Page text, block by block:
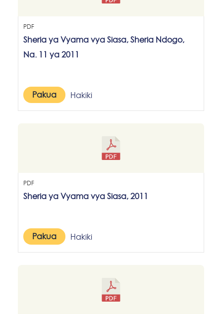
PDF
Sheria ya Vyama vya Siasa, Sheria Ndogo,
Na. 11 ya 2011
Pakua Hakiki
PDF
Sheria ya Vyama vya Siasa, 2011
Pakua Hakiki